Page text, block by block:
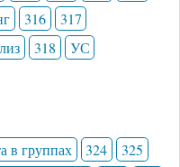
316
317
318
УС
в группах 324
325